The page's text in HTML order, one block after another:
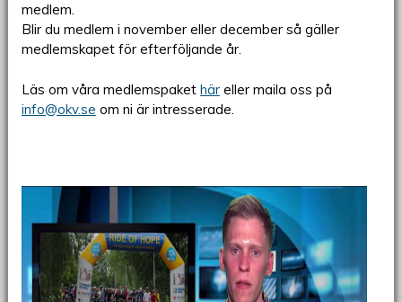
medlem.
Blir du medlem i november eller december så gäller
medlemskapet för efterföljande år.
Läs om våra medlemspaket häreller maila oss på
info@okv.se om ni är intresserade.